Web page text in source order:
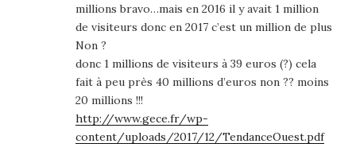
millions bravo…mais en 2016 il y avait 1 million
de visiteurs donc en 2017 c’est un million de plus
Non ?
donc 1 millions de visiteurs à 39 euros (?) cela
fait à peu près 40 millions d’euros non ?? moins
20 millions !!!
http://www.gece.fr/wp-
content/uploads/2017/12/TendanceOuest.pdf